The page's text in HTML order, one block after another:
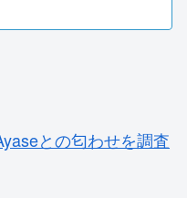
との匂わせを調査